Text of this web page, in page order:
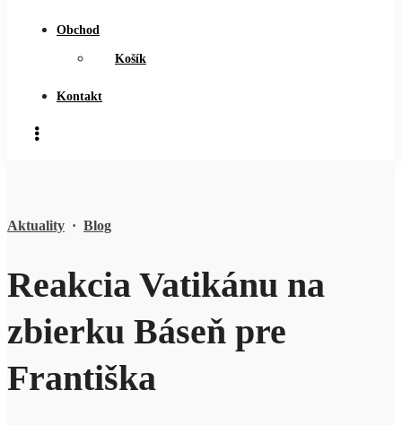
Obchod
Košík
Kontakt
Aktuality · Blog
Reakcia Vatikánu na
zbierku Báseň pre
Františka